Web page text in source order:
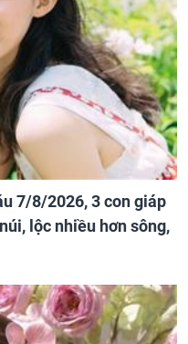
7/8/2026, 3 con giáp
lộc nhiều hơn sông,